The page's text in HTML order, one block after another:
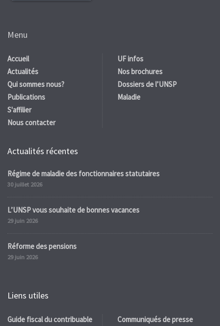
Menu
Accueil
Actualités
Qui sommes nous?
Publications
S'affilier
Nous contacter
UF infos
Nos brochures
Dossiers de l’UNSP
Maladie
Actualités récentes
Régime de maladie des fonctionnaires statutaires
30 juillet 2026
L’UNSP vous souhaite de bonnes vacances
29 juin 2026
Réforme des pensions
29 juin 2026
Liens utiles
Guide fiscal du contribuable Communiqués de presse